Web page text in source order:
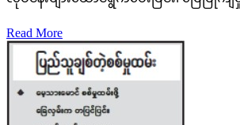
Read More